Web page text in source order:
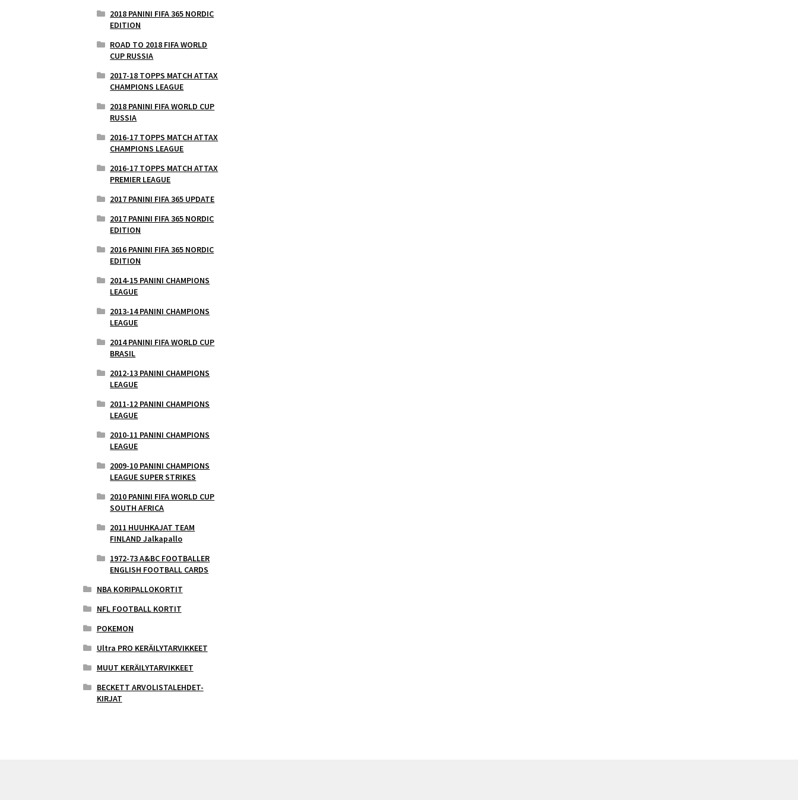
2018 PANINI FIFA 365 NORDIC
EDITION
ROAD TO 2018 FIFA WORLD
CUP RUSSIA
2017-18 TOPPS MATCH ATTAX
CHAMPIONS LEAGUE
2018 PANINI FIFA WORLD CUP
RUSSIA
2016-17 TOPPS MATCH ATTAX
CHAMPIONS LEAGUE
2016-17 TOPPS MATCH ATTAX
PREMIER LEAGUE
2017 PANINI FIFA 365 UPDATE
2017 PANINI FIFA 365 NORDIC
EDITION
2016 PANINI FIFA 365 NORDIC
EDITION
2014-15 PANINI CHAMPIONS
LEAGUE
2013-14 PANINI CHAMPIONS
LEAGUE
2014 PANINI FIFA WORLD CUP
BRASIL
2012-13 PANINI CHAMPIONS
LEAGUE
2011-12 PANINI CHAMPIONS
LEAGUE
2010-11 PANINI CHAMPIONS
LEAGUE
2009-10 PANINI CHAMPIONS
LEAGUE SUPER STRIKES
2010 PANINI FIFA WORLD CUP
SOUTH AFRICA
2011 HUUHKAJAT TEAM
FINLAND Jalkapallo
1972-73 A&BC FOOTBALLER
ENGLISH FOOTBALL CARDS
NBA KORIPALLOKORTIT
NFL FOOTBALL KORTIT
POKEMON
Ultra PRO KERÄILYTARVIKKEET
MUUT KERÄILYTARVIKKEET
BECKETT ARVOLISTALEHDET-
KIRJAT